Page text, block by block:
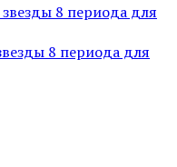
8 периода для
8 периода для